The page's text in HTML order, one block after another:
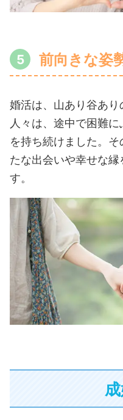
前向きな姿
婚活は、山あり谷あ
人々は、途中で困難
を持ち続けました。
たな出会いや幸せな
す。